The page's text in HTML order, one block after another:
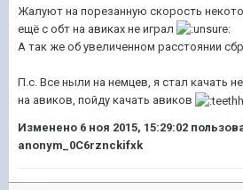
Жалуют на порезанную скорость
ещё с обт на авиках не играл
А так же об увеличенном расстоянии
П.с. Все ныли на немцев, я стал качать
на авиков, пойду качать авиков
Изменено 6 ноя 2015, 15:29:02
anonym_0C6rznckifxk